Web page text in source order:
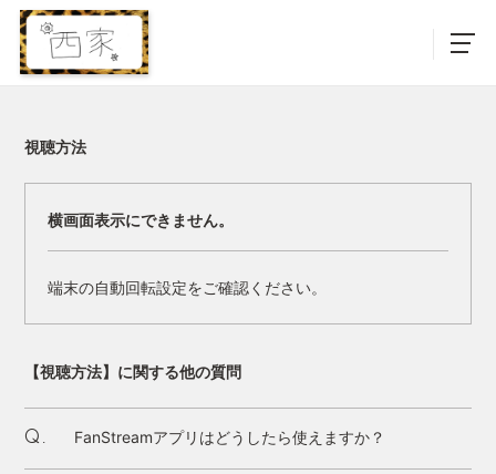
視聴方法
横画面表示にできません。
端末の自動回転設定をご確認ください。
【視聴方法】に関する他の質問
Q. FanStreamアプリはどうしたら使えますか？